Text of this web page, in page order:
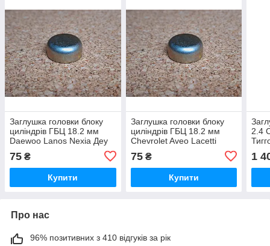
Заглушка головки блоку
циліндрів ГБЦ 18.2 мм
Daewoo Lanos Nexia Деу
75 ₴
Купити
Заглушка головки блоку
циліндрів ГБЦ 18.2 мм
Chevrolet Aveo Lacetti
Лачетти
75₴
Купити
2.4
1
Про нас
96% позитивних з 410 відгуків за рік